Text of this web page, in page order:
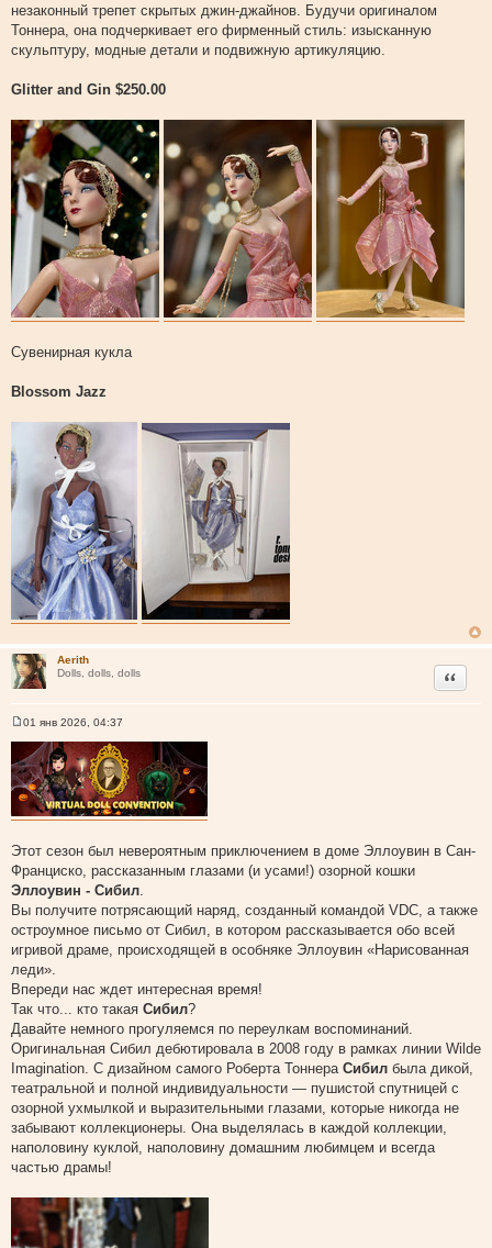
незаконный трепет скрытых джин-джайнов. Будучи оригиналом
Тоннера, она подчеркивает его фирменный стиль: изысканную
скульптуру, модные детали и подвижную артикуляцию.
Glitter and Gin $250.00
Сувенирная кукла
Blossom Jazz
Aerith
Dolls, dolls, dolls
Цитата
о
о
б
щ
е
н
и
01 янв 2026, 04:37
Этот сезон был невероятным приключением в доме Эллоувин в Сан-
Франциско, рассказанным глазами (и усами!) озорной кошки
Эллоувин - Сибил.
Вы получите потрясающий наряд, созданный командой VDC, а также
остроумное письмо от Сибил, в котором рассказывается обо всей
игривой драме, происходящей в особняке Эллоувин «Нарисованная
леди».
Впереди нас ждет интересная время!
Так что... кто такая Сибил?
Давайте немного прогуляемся по переулкам воспоминаний.
Оригинальная Сибил дебютировала в 2008 году в рамках линии Wilde
Imagination. С дизайном самого Роберта Тоннера Сибил была дикой,
театральной и полной индивидуальности — пушистой спутницей с
озорной ухмылкой и выразительными глазами, которые никогда не
забывают коллекционеры. Она выделялась в каждой коллекции,
наполовину куклой, наполовину домашним любимцем и всегда
частью драмы!